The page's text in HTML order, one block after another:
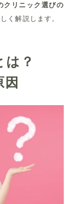
クリニック選びの
く解説します。
は？